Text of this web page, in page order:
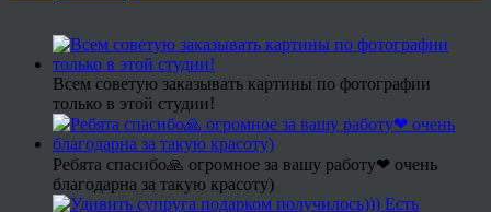
Всем советую заказывать картины по фотографии
только в этой студии!
Ребята спасибо🙏 огромное за вашу работу❤ очень
благодарна за такую красоту)